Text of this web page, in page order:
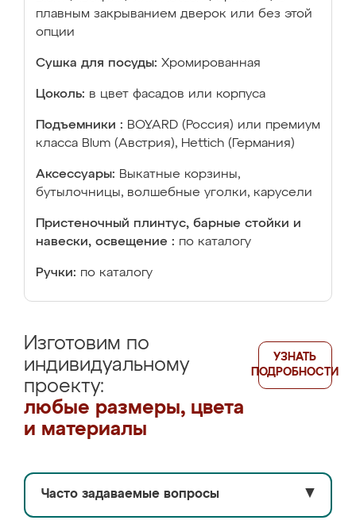
плавным закрыванием дверок или без этой
опции
Сушка для посуды: Хромированная
Цоколь: в цвет фасадов или корпуса
Подъемники : BOYARD (Россия) или премиум
класса Blum (Австрия), Hettich (Германия)
Аксессуары: Выкатные корзины,
бутылочницы, волшебные уголки, карусели
Пристеночный плинтус, барные стойки и
навески, освещение : по каталогу
Ручки: по каталогу
Изготовим по
индивидуальному
проекту:
любые размеры, цвета
и материалы
УЗНАТЬ
ПОДРОБНОСТИ
Часто задаваемые вопросы ▼